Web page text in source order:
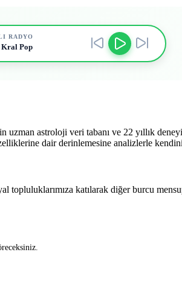
RADYO
Kral Pop
astroloji veri tabanı ve 22 yıllık
dair derinlemesine analizlerle
katılarak diğer burcu